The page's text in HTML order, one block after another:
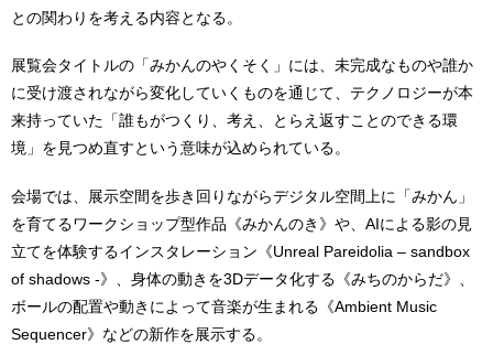
との関わりを考える内容となる。
展覧会タイトルの「みかんのやくそく」には、未完成なものや誰か
に受け渡されながら変化していくものを通じて、テクノロジーが本
来持っていた「誰もがつくり、考え、とらえ返すことのできる環
境」を見つめ直すという意味が込められている。
会場では、展示空間を歩き回りながらデジタル空間上に「みかん」
を育てるワークショップ型作品《みかんのき》や、AIによる影の見
立てを体験するインスタレーション《Unreal Pareidolia – sandbox
of shadows -》、身体の動きを3Dデータ化する《みちのからだ》、
ボールの配置や動きによって音楽が生まれる《Ambient Music
Sequencer》などの新作を展示する。